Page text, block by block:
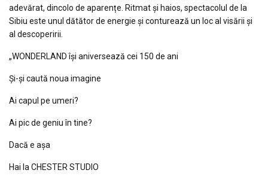
adevărat, dincolo de aparențe. Ritmat și haios, spectacolul de la
Sibiu este unul dătător de energie și conturează un loc al visării și
al descoperirii.
„WONDERLAND îşi aniversează cei 150 de ani
Şi-şi caută noua imagine
Ai capul pe umeri?
Ai pic de geniu în tine?
Dacă e aşa
Hai la CHESTER STUDIO